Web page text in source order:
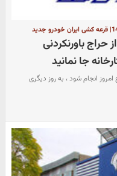
حراج باورنکردنی
جا نمانید
انجام شود ، به روز دیگری